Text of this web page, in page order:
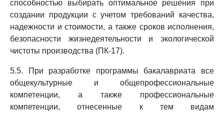
способностью выбирать оптимальное решения при
создании продукции с учетом требований качества,
надежности и стоимости, а также сроков исполнения,
безопасности жизнедеятельности и экологической
чистоты производства (ПК-17).
5.5. При разработке программы бакалавриата все
общекультурные и общепрофессиональные
компетенции, а также профессиональные
компетенции, отнесенные к тем видам